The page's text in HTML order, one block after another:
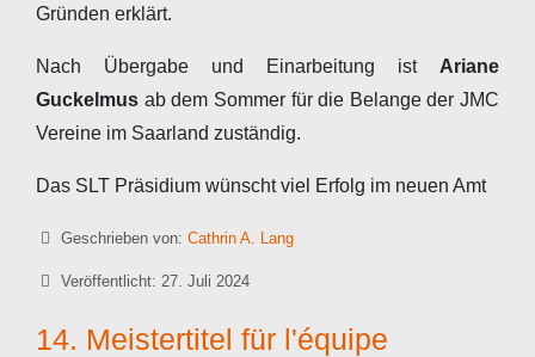
Gründen erklärt.
Nach Übergabe und Einarbeitung ist Ariane
Guckelmus ab dem Sommer für die Belange der JMC
Vereine im Saarland zuständig.
Das SLT Präsidium wünscht viel Erfolg im neuen Amt
DetailsGeschrieben von: Cathrin A. Lang
Veröffentlicht: 27. Juli 2024
14. Meistertitel für l'équipe